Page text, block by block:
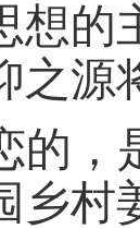
想
之源
的，
乡村